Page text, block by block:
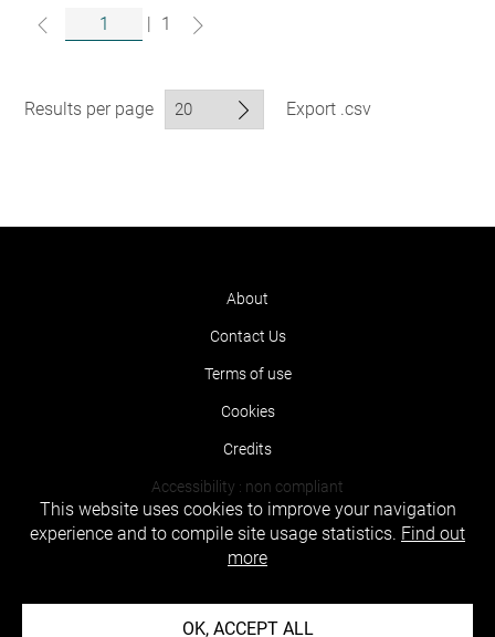
| 1
Results per page Export .csv
About
Contact Us
Terms of use
Cookies
Credits
Accessibility : non compliant
This website uses cookies to improve your navigation
experience and to compile site usage statistics. Find out
more
OK, ACCEPT ALL